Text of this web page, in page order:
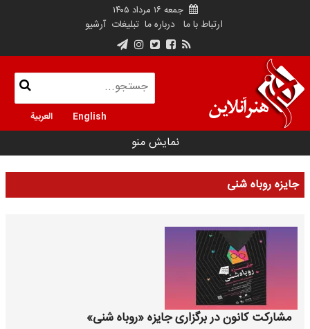
جمعه ۱۶ مرداد ۱۴۰۵
ارتباط با ما درباره ما تبلیغات آرشیو
English العربية
نمایش منو
جایزه روباه شنی
مشارکت کانون در برگزاری جایزه «روباه شنی»